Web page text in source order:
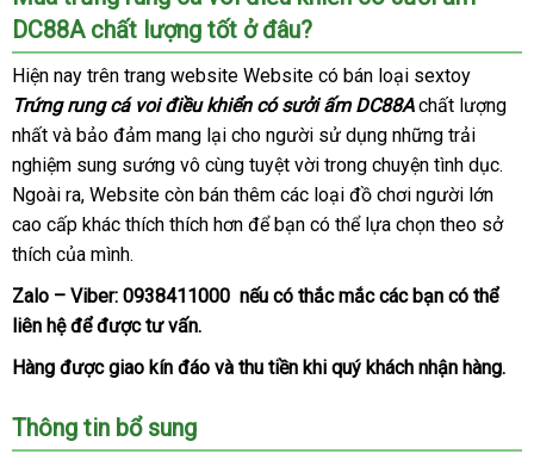
sử
dụng
trứng
rung
cá
voi
điều
khiển
có
sưởi
DC88A.
DC88A chất lượng tốt ở đâu?
sửa
chữa
Hiện nay trên trang website Website có bán loại sextoy
Trứng rung cá voi điều khiển có sưởi ấm DC88Achất lượng
nhất xuất
khẩu
và bảo đảm mang lại cho người sử dụng xách
tay
những trải
nghiệm sung sướng vô cùng tuyệt vời trong chuyện tình dục.
Ngoài ranội
địa
, Website còn bán thêm đấu
giá
các loại đồ chơi người lớn
cao cấp khác thích thích hơn chợ
để bạn cũ
có thể lựa chọn theo sở
thích mua
sắm
của mình.
Zalo – Viber: 0938411000 cao
nếu có thắc mắcbảng
các bạn tại
có thể
liên hệở
đâu
đểbảo
hành
được tư vấn.
Hàng facebook
được giao kín đáo nhận
và thu tiền khi quý khách nhận hàng.
Thông tin bổ sung